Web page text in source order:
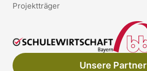
Projektträger
Unsere Partner